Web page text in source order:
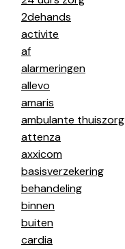
2dehands
activite
af
alarmeringen
allevo
amaris
ambulante thuiszorg
attenza
axxicom
basisverzekering
behandeling
binnen
buiten
cardia